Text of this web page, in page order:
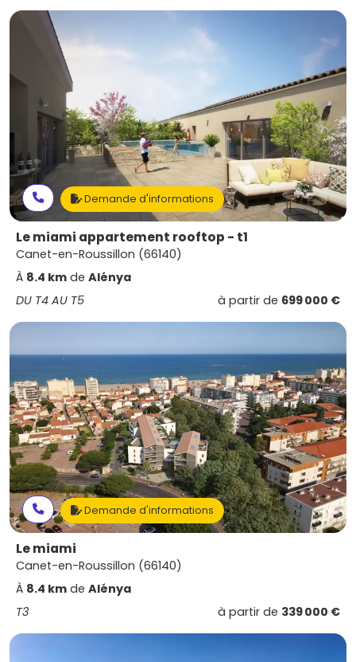
Demande d'informations
Le miami appartement rooftop - t1
Canet-en-Roussillon (66140)
À 8.4 km de Alénya
DU T4 AU T5
à partir de 699 000 €
Demande d'informations
Le miami
Canet-en-Roussillon (66140)
À 8.4 km de Alénya
T3
à partir de 339 000 €